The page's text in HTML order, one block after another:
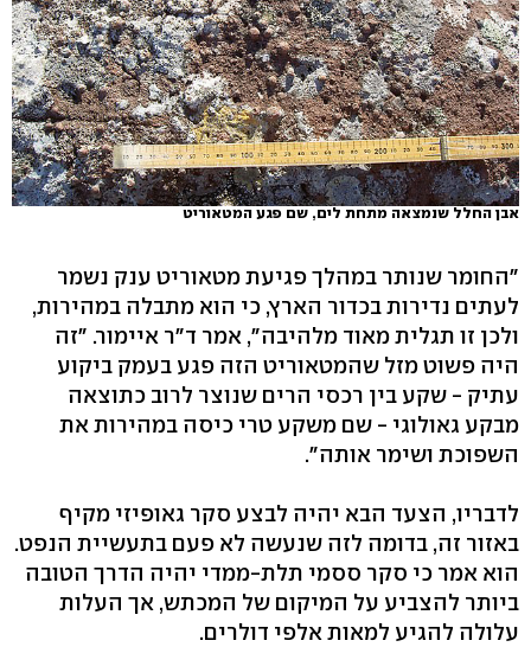
אבן החלל שנמצאה מתחת לים, שם פגע המטאוריט
"החומר שנותר במהלך פגיעת מטאוריט ענק נשמר
לעתים נדירות בכדור הארץ, כי הוא מתבלה במהירות,
ולכן זו תגלית מאוד מלהיבה", אמר ד"ר איימור. "זה
היה פשוט מזל שהמטאוריט הזה פגע בעמק ביקוע
עתיק - שקע בין רכסי הרים שנוצר לרוב כתוצאה
מבקע גאולוגי - שם משקע טרי כיסה במהירות את
השפוכת ושימר אותה".
לדבריו, הצעד הבא יהיה לבצע סקר גאופיזי מקיף
באזור זה, בדומה לזה שנעשה לא פעם בתעשיית הנפט.
הוא אמר כי סקר ססמי תלת-ממדי יהיה הדרך הטובה
ביותר להצביע על המיקום של המכתש, אך העלות
עלולה להגיע למאות אלפי דולרים.